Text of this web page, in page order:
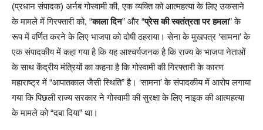
(प्रधान संपादक) अर्नब गोस्वामी की, एक व्यक्ति को आत्महत्या के लिए उकसाने
के मामले में गिरफ्तारी को, “काला दिन” और “प्रेस की स्वतंत्रता पर हमला” के
रूप में वर्णित करने के लिए भाजपा को दोषी ठहराया। सेना के मुखपत्र ‘सामना’ के
एक संपादकीय में कहा गया है कि यह आश्चर्यजनक है कि राज्य के भाजपा नेताओं
के साथ केंद्रीय मंत्रियों का कहना है कि गोस्वामी की गिरफ्तारी के कारण
महाराष्ट्र में “आपातकाल जैसी स्थिति” है। ‘सामना’ के संपादकीय में आरोप लगाया
गया कि पिछली राज्य सरकार ने गोस्वामी की सुरक्षा के लिए नाइक की आत्महत्या
के मामले को “दबा दिया” था।